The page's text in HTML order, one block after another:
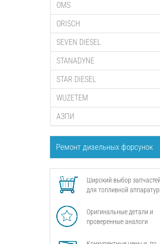
OMS
ORISCH
SEVEN DIESEL
STANADYNE
STAR DIESEL
WUZETEM
АЗПИ
Ремонт дизельных форсунок
Широкий выбор запчастей
для топливной
Оригинальные детали и
проверенные аналоги